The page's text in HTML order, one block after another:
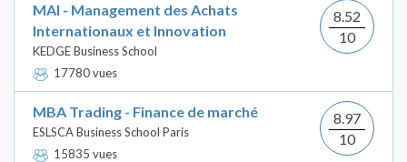
MAI - Management des Achats
Internationaux et Innovation
KEDGE Business School
17780 vues
8.52
10
MBA Trading - Finance de marché
ESLSCA Business School Paris
15835 vues
8.97
10